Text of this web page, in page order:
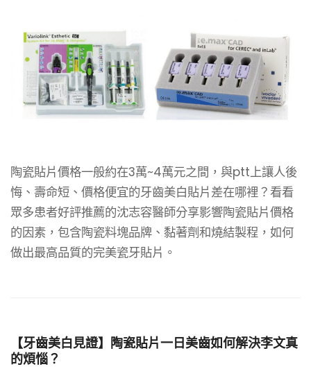
陶瓷貼片價格一般約在3萬~4萬元之間，與ptt上讓人後
悔、壽命短、價格便宜的牙齒美白貼片差在哪裡？看看
眾多患者好評推薦的沈志容醫師分享影響陶瓷貼片價格
的因素，包含陶瓷料塊品牌、黏著劑和燒結製程，如何
做出最高品質的完美瓷牙貼片。
【牙齒美白見證】陶瓷貼片一日美齒如何解決李文真
的煩惱？